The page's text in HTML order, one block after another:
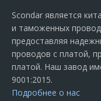
Scondar является
и таможенных
предоставляя
проводов с платой,
платой. Наш завод
9001:2015.
Подробнее о нас